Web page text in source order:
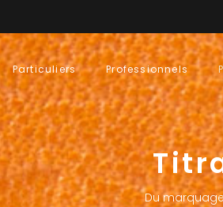
Particuliers Professionnels
Du